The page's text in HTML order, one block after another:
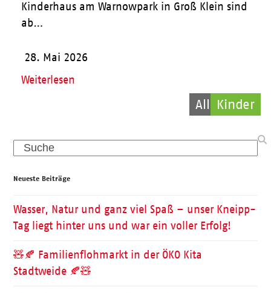
Pflege
Allgemein
Kinder
Kinderhaus am Warnowpark in Groß Klein sind
ab…
28. Mai 2026
Weiterlesen
Search
Neueste Beiträge
Wasser, Natur und ganz viel Spaß – unser Kneipp-
Tag liegt hinter uns und war ein voller Erfolg!
🧸🍂 Familienflohmarkt in der ÖKO Kita
Stadtweide 🍂🧸